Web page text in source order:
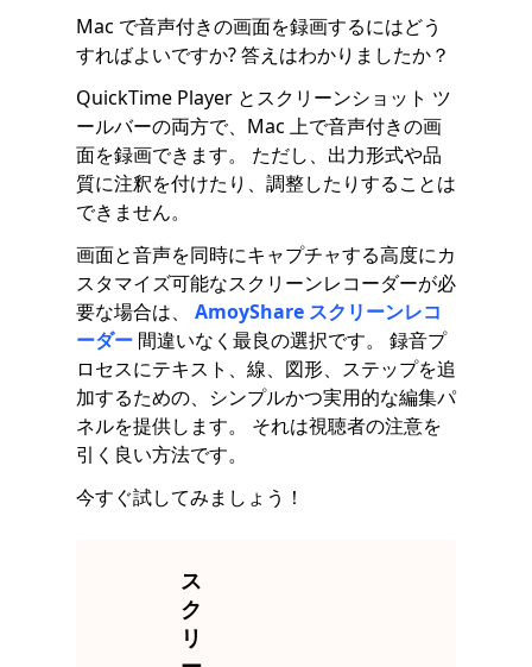
Mac で音声付きの画面を録画するにはどう
すればよいですか? 答えはわかりましたか？
QuickTime Player とスクリーンショット ツ
ールバーの両方で、Mac 上で音声付きの画
面を録画できます。 ただし、出力形式や品
質に注釈を付けたり、調整したりすることは
できません。
画面と音声を同時にキャプチャする高度にカ
スタマイズ可能なスクリーンレコーダーが必
要な場合は、 AmoyShare スクリーンレコ
ーダー 間違いなく最良の選択です。 録音プ
ロセスにテキスト、線、図形、ステップを追
加するための、シンプルかつ実用的な編集パ
ネルを提供します。 それは視聴者の注意を
引く良い方法です。
今すぐ試してみましょう！
ス
ク
リ